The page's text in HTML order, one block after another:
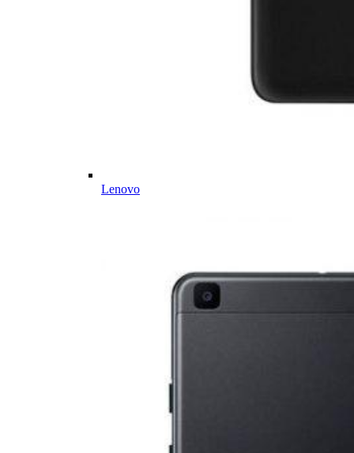
Lenovo